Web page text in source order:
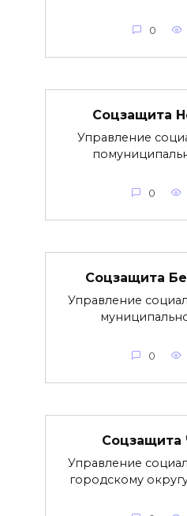
0
Соцзащита
Управление
0
Соцзащита
Управление
0
Соцзащита
Управление
городскому